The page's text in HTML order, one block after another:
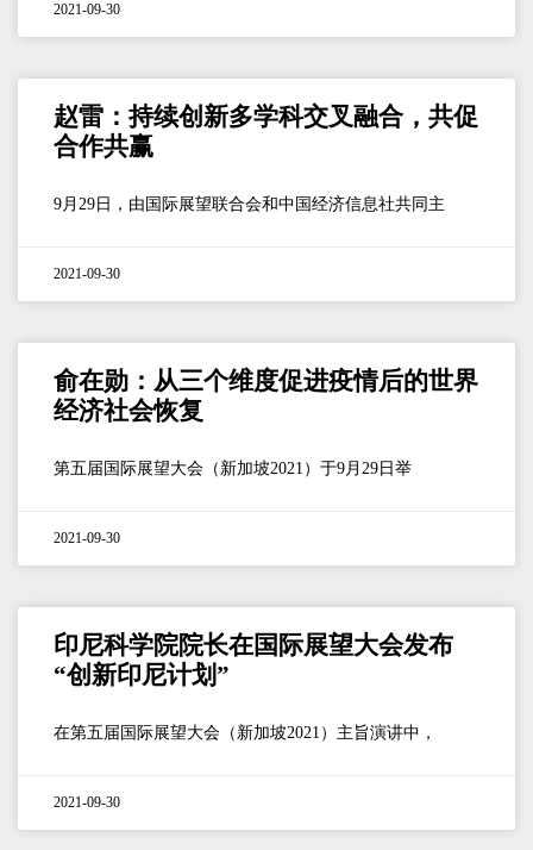
2021-09-30
赵雷：持续创新多学科交叉融合，共促
合作共赢
9月29日，由国际展望联合会和中国经济信息社共同主
2021-09-30
俞在勋：从三个维度促进疫情后的世界
经济社会恢复
第五届国际展望大会（新加坡2021）于9月29日举
2021-09-30
印尼科学院院长在国际展望大会发布
“创新印尼计划”
在第五届国际展望大会（新加坡2021）主旨演讲中，
2021-09-30